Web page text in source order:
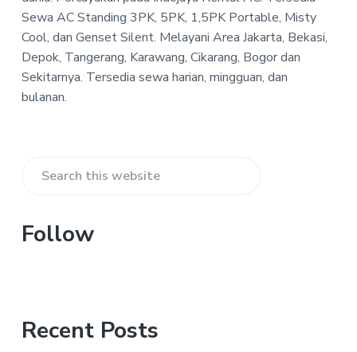
l
A
C
Sewa AC Standing 3PK, 5PK, 1,5PK Portable, Misty
Cool, dan Genset Silent. Melayani Area Jakarta, Bekasi,
Depok, Tangerang, Karawang, Cikarang, Bogor dan
Sekitarnya. Tersedia sewa harian, mingguan, dan
bulanan.
Primary
Search
website
Follow
Recent Posts